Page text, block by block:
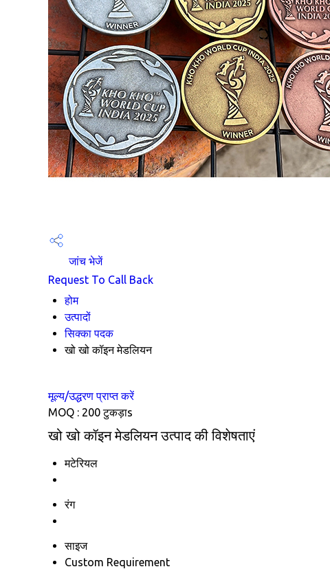
जांच भेजें
Request To Call Back
होम
उत्पादों
सिक्का पदक
खो खो कॉइन मेडलियन
मूल्य/उद्धरण प्राप्त करें
MOQ : 200 टुकड़ाs
खो खो कॉइन मेडलियन उत्पाद की विशेषताएं
मटेरियल
रंग
साइज
Custom Requirement